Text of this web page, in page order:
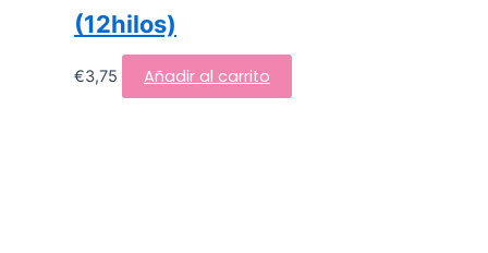
(12hilos)
€3,75 Añadir al carrito